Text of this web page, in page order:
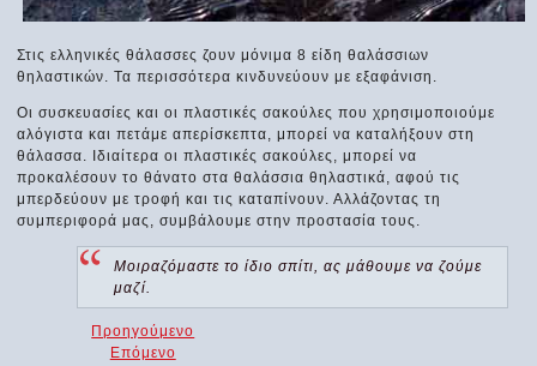
Στις ελληνικές θάλασσες ζουν μόνιμα 8 είδη θαλάσσιων
θηλαστικών. Τα περισσότερα κινδυνεύουν με εξαφάνιση.
Οι συσκευασίες και οι πλαστικές σακούλες που χρησιμοποιούμε
αλόγιστα και πετάμε απερίσκεπτα, μπορεί να καταλήξουν στη
θάλασσα. Ιδιαίτερα οι πλαστικές σακούλες, μπορεί να
προκαλέσουν το θάνατο στα θαλάσσια θηλαστικά, αφού τις
μπερδεύουν με τροφή και τις καταπίνουν. Αλλάζοντας τη
συμπεριφορά μας, συμβάλουμε στην προστασία τους.
Μοιραζόμαστε το ίδιο σπίτι, ας μάθουμε να ζούμε
μαζί.
Προηγούμενο
Επόμενο